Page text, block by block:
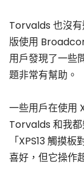
Torvalds 也沒
版使用
用戶發現了一些
題非常有幫助。
一些用戶在使用
Torvalds 和我都
「XPS13 觸摸
喜好，但它操作